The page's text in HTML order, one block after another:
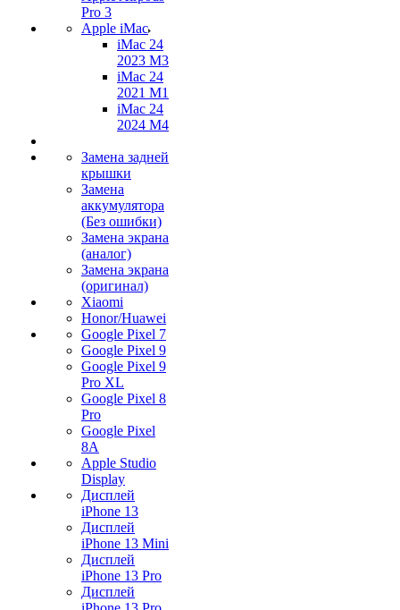
Pro 3
Apple iMac
iMac 24
2023 M3
iMac 24
2021 M1
iMac 24
2024 M4
Замена задней
крышки
Замена
аккумулятора
(Без ошибки)
Замена экрана
(аналог)
Замена экрана
(оригинал)
Xiaomi
Honor/Huawei
Google Pixel 7
Google Pixel 9
Google Pixel 9
Pro XL
Google Pixel 8
Pro
Google Pixel
8A
Apple Studio
Display
Дисплей
iPhone 13
Дисплей
iPhone 13 Mini
Дисплей
iPhone 13 Pro
Дисплей